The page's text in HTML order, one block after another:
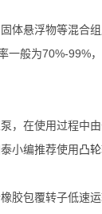
悬浮物等混合
一般为70%-99%
在使用过程中
小编推荐使用凸
包覆转子低速运